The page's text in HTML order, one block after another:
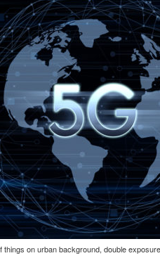
things on urban background, double